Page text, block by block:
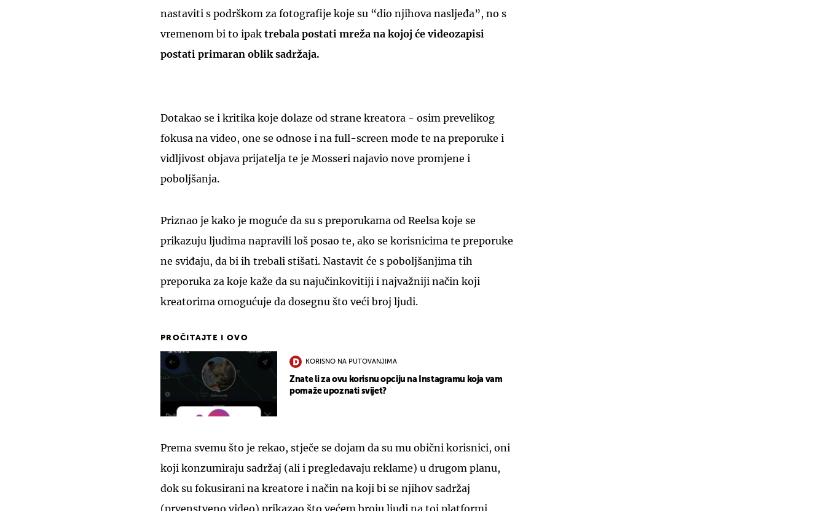
nastaviti s podrškom za fotografije koje su “dio njihova nasljeđa”, no s
vremenom bi to ipak trebala postati mreža na kojoj će videozapisi
postati primaran oblik sadržaja.
Dotakao se i kritika koje dolaze od strane kreatora - osim prevelikog
fokusa na video, one se odnose i na full-screen mode te na preporuke i
vidljivost objava prijatelja te je Mosseri najavio nove promjene i
poboljšanja.
Priznao je kako je moguće da su s preporukama od Reelsa koje se
prikazuju ljudima napravili loš posao te, ako se korisnicima te preporuke
ne sviđaju, da bi ih trebali stišati. Nastavit će s poboljšanjima tih
preporuka za koje kaže da su najučinkovitiji i najvažniji način koji
kreatorima omogućuje da dosegnu što veći broj ljudi.
PROČITAJTE I OVO
KORISNO NA PUTOVANJIMA
Znate li za ovu korisnu opciju na Instagramu koja vam
pomaže upoznati svijet?
Prema svemu što je rekao, stječe se dojam da su mu obični korisnici, oni
koji konzumiraju sadržaj (ali i pregledavaju reklame) u drugom planu,
dok su fokusirani na kreatore i način na koji bi se njihov sadržaj